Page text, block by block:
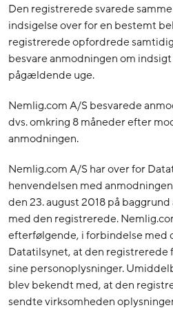
Den registrerede svarede
indsigelse over for en bestemt
registrerede opfordrede
besvare anmodningen om
pågældende uge.
Nemlig.com A/S besvarede
dvs. omkring 8 måneder efter
anmodningen.
Nemlig.com A/S har over for
henvendelsen med
den 23. august 2018 på
med den registrerede.
efterfølgende, i forbindelse med
Datatilsynet, at den registrerede
sine personoplysninger.
blev bekendt med, at den
sendte virksomheden